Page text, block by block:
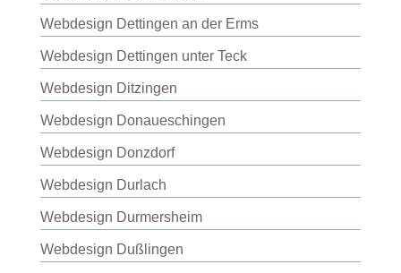
Webdesign Dettingen an der Erms
Webdesign Dettingen unter Teck
Webdesign Ditzingen
Webdesign Donaueschingen
Webdesign Donzdorf
Webdesign Durlach
Webdesign Durmersheim
Webdesign Dußlingen